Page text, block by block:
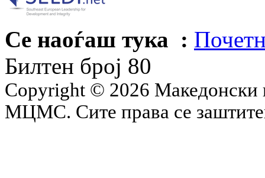
Се наоѓаш тука :
Билтен број 80
Copyright © 2026 Македонски
МЦМС. Сите права се